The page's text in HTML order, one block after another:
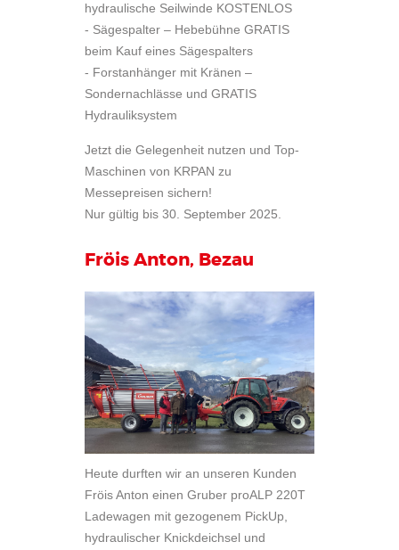
hydraulische Seilwinde KOSTENLOS
- Sägespalter – Hebebühne GRATIS
beim Kauf eines Sägespalters
- Forstanhänger mit Kränen –
Sondernachlässe und GRATIS
Hydrauliksystem
Jetzt die Gelegenheit nutzen und Top-
Maschinen von KRPAN zu
Messepreisen sichern!
Nur gültig bis 30. September 2025.
Fröis Anton, Bezau
Heute durften wir an unseren Kunden
Fröis Anton einen Gruber proALP 220T
Ladewagen mit gezogenem PickUp,
hydraulischer Knickdeichsel und